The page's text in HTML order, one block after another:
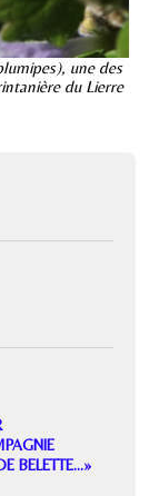
une des
du Lierre
BELETTE...»